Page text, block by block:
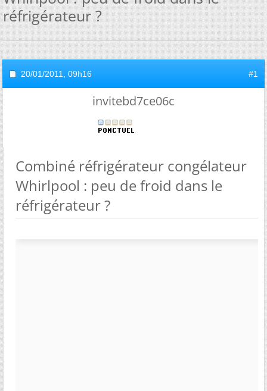
réfrigérateur ?
20/01/2011, 09h16 #1
invitebd7ce06c
Combiné réfrigérateur congélateur
Whirlpool : peu de froid dans le
réfrigérateur ?